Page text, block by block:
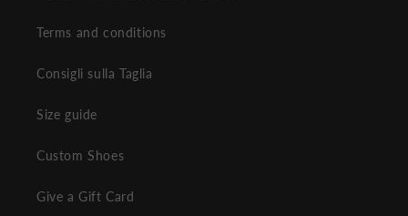
Terms and conditions
Consigli sulla Taglia
Size guide
Custom Shoes
Give a Gift Card